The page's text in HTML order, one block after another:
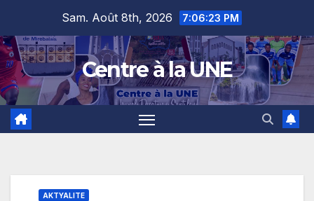
content
Sam. Août 8th, 2026 7:06:24 PM
Centre à la UNE
AKTYALITE